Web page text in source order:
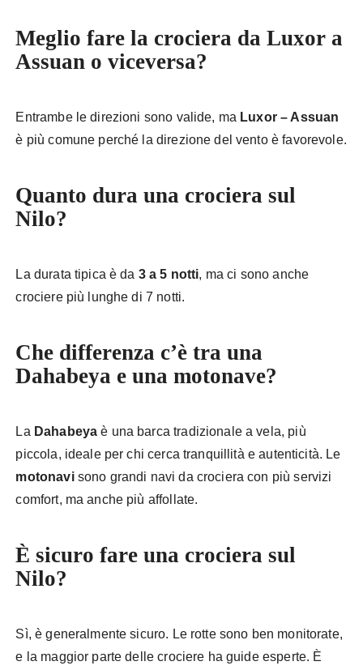
Meglio fare la crociera da Luxor a
Assuan o viceversa?
Entrambe le direzioni sono valide, ma Luxor – Assuan
è più comune perché la direzione del vento è favorevole.
Quanto dura una crociera sul
Nilo?
La durata tipica è da 3 a 5 notti, ma ci sono anche
crociere più lunghe di 7 notti.
Che differenza c’è tra una
Dahabeya e una motonave?
La Dahabeya è una barca tradizionale a vela, più
piccola, ideale per chi cerca tranquillità e autenticità. Le
motonavisono grandi navi da crociera con più servizi
comfort, ma anche più affollate.
È sicuro fare una crociera sul
Nilo?
Sì, è generalmente sicuro. Le rotte sono ben monitorate,
e la maggior parte delle crociere ha guide esperte. È